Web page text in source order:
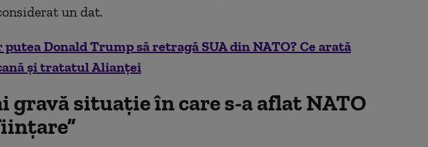
un dat.
putea Donald Trump să retragă SUA din NATO? Ce arată
și tratatul Alianței
gravă situaţie în care s-a aflat NATO